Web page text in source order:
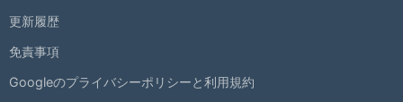
更新履歴
免責事項
Googleのプライバシーポリシーと利用規約